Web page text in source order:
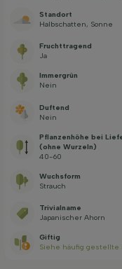
Standort
Halbschatten, Sonne
Fruchttragend
Ja
Immergrün
Nein
Duftend
Nein
Pflanzenhöhe bei
(ohne Wurzeln)
40-60
Wuchsform
Strauch
Trivialname
Japanischer Ahorn
Giftig
Siehe häufig gestellte